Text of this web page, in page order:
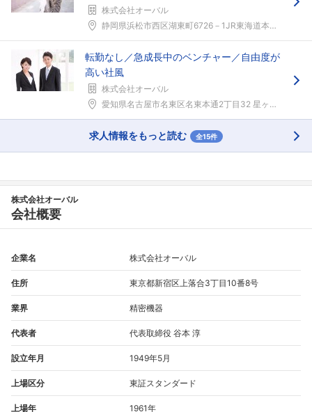
株式会社オーバル
静岡県浜松市西区湖東町6726－1JR東海道本線「...
転勤なし／急成長中のベンチャー／自由度が
高い社風
株式会社オーバル
愛知県名古屋市名東区名東本通2丁目32 星ヶ丘イー...
求人情報をもっと読む 全15件
株式会社オーバル
会社概要
企業名 株式会社オーバル
住所 東京都新宿区上落合3丁目10番8号
業界 精密機器
代表者 代表取締役 谷本 淳
設立年月 1949年5月
上場区分 東証スタンダード
上場年 1961年